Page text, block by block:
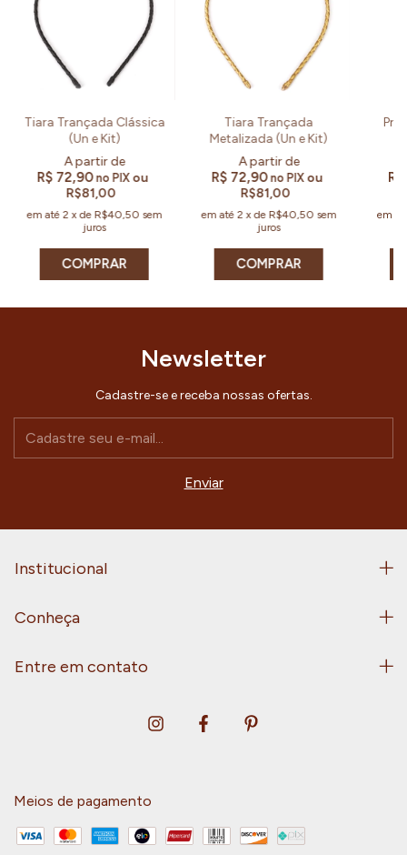
Tiara Trançada Clássica
(Un e Kit)
R$ 72,90no PIX ou
R$81,00
em até 2 xde R$40,50 sem
juros
COMPRAR
Tiara Trançada
Metalizada (Un e Kit)
R$ 72,90 no PIXou
R$81,00
em até 2 xde R$40,50 sem
juros
COMPRAR
em
Newsletter
Cadastre-se e receba nossas ofertas.
Institucional
Conheça
Entre em contato
Meios de pagamento